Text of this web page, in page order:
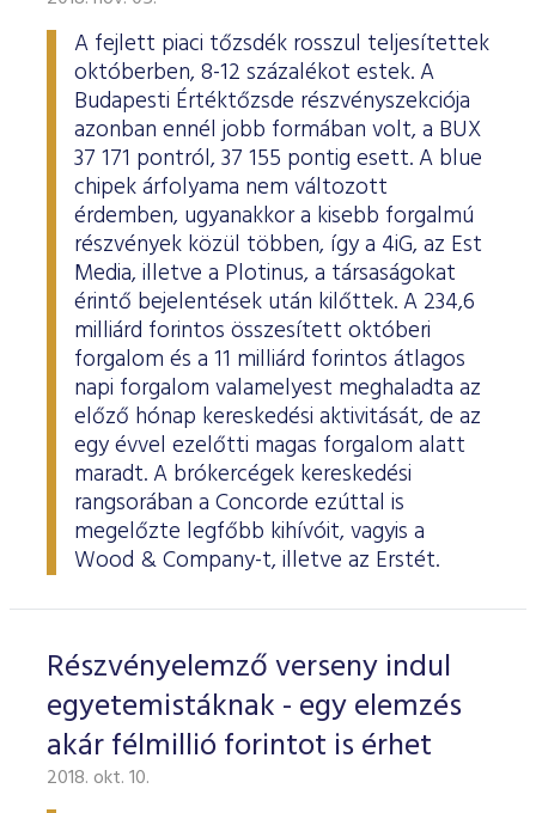
A fejlett piaci tőzsdék rosszul teljesítettek
októberben, 8-12 százalékot estek. A
Budapesti Értéktőzsde részvényszekciója
azonban ennél jobb formában volt, a BUX
37 171 pontról, 37 155 pontig esett. A blue
chipek árfolyama nem változott
érdemben, ugyanakkor a kisebb forgalmú
részvények közül többen, így a 4iG, az Est
Media, illetve a Plotinus, a társaságokat
érintő bejelentések után kilőttek. A 234,6
milliárd forintos összesített októberi
forgalom és a 11 milliárd forintos átlagos
napi forgalom valamelyest meghaladta az
előző hónap kereskedési aktivitását, de az
egy évvel ezelőtti magas forgalom alatt
maradt. A brókercégek kereskedési
rangsorában a Concorde ezúttal is
megelőzte legfőbb kihívóit, vagyis a
Wood & Company-t, illetve az Erstét.
Részvényelemző verseny indul
egyetemistáknak - egy elemzés
akár félmillió forintot is érhet
2018. okt. 10.